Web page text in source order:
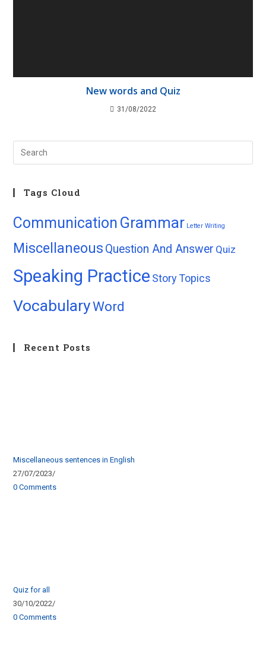
New words and Quiz
31/08/2022
Tags Cloud
Communication Grammar Letter Writing
Miscellaneous Question And Answer Quiz
Speaking Practice StoryTopics
VocabularyWord
Recent Posts
Miscellaneous sentences in English
27/07/2023/
0 Comments
Quiz for all
30/10/2022/
0 Comments